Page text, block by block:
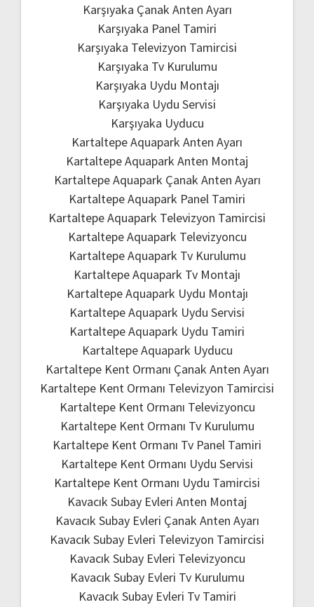
Karşıyaka Çanak Anten Ayarı
Karşıyaka Panel Tamiri
Karşıyaka Televizyon Tamircisi
Karşıyaka Tv Kurulumu
Karşıyaka Uydu Montajı
Karşıyaka Uydu Servisi
Karşıyaka Uyducu
Kartaltepe Aquapark Anten Ayarı
Kartaltepe Aquapark Anten Montaj
Kartaltepe Aquapark Çanak Anten Ayarı
Kartaltepe Aquapark Panel Tamiri
Kartaltepe Aquapark Televizyon Tamircisi
Kartaltepe Aquapark Televizyoncu
Kartaltepe Aquapark Tv Kurulumu
Kartaltepe Aquapark Tv Montajı
Kartaltepe Aquapark Uydu Montajı
Kartaltepe Aquapark Uydu Servisi
Kartaltepe Aquapark Uydu Tamiri
Kartaltepe Aquapark Uyducu
Kartaltepe Kent Ormanı Çanak Anten Ayarı
Kartaltepe Kent Ormanı Televizyon Tamircisi
Kartaltepe Kent Ormanı Televizyoncu
Kartaltepe Kent Ormanı Tv Kurulumu
Kartaltepe Kent Ormanı Tv Panel Tamiri
Kartaltepe Kent Ormanı Uydu Servisi
Kartaltepe Kent Ormanı Uydu Tamircisi
Kavacık Subay Evleri Anten Montaj
Kavacık Subay Evleri Çanak Anten Ayarı
Kavacık Subay Evleri Televizyon Tamircisi
Kavacık Subay Evleri Televizyoncu
Kavacık Subay Evleri Tv Kurulumu
Kavacık Subay Evleri Tv Tamiri